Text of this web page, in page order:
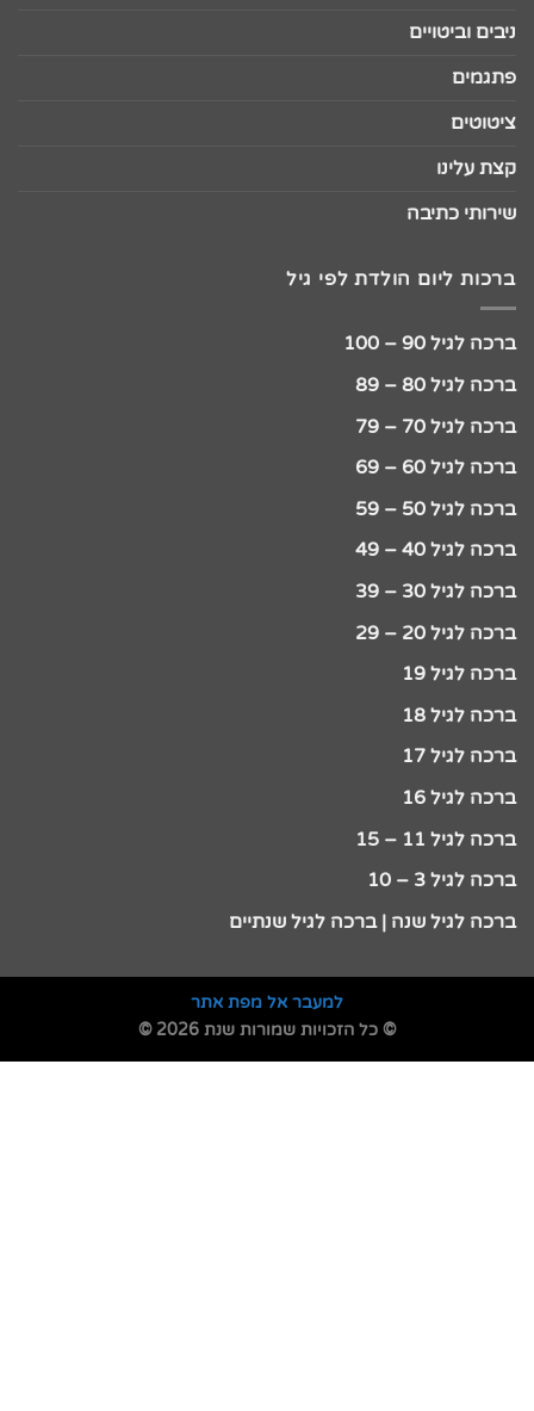
ניבים וביטויים
פתגמים
ציטוטים
קצת עלינו
שירותי כתיבה
ברכות ליום הולדת לפי גיל
ברכה לגיל 90 – 100
ברכה לגיל 80 – 89
ברכה לגיל 70 – 79
ברכה לגיל 60 – 69
ברכה לגיל 50 – 59
ברכה לגיל 40 – 49
ברכה לגיל 30 – 39
ברכה לגיל 20 – 29
ברכה לגיל 19
ברכה לגיל 18
ברכה לגיל 17
ברכה לגיל 16
ברכה לגיל 11 – 15
ברכה לגיל 3 – 10
ברכה לגיל שנה | ברכה לגיל שנתיים
למעבר אל מפת אתר
© כל הזכויות שמורות שנת 2026 ©